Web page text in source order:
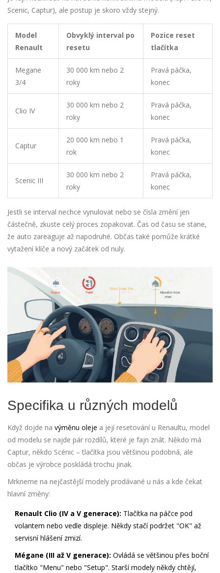
Scenic, Captur), ale postup je skoro vždy stejný.
Model
Renault
Obvyklý interval po
resetu
Pozice reset
tlačítka
Megane
3/4
30 000 km nebo 2
roky
Pravá páčka,
konec
Clio IV
30 000 km nebo 2
roky
Pravá páčka,
konec
Captur
20 000 km nebo 1
rok
Pravá páčka,
konec
Scenic III
30 000 km nebo 2
roky
Pravá páčka,
konec
Jestli se interval nechce vynulovat nebo se čísla změní jen
částečně, zkuste celý proces zopakovat. Čas od času se stane,
že auto zareaguje až napodruhé. Občas také pomůže krátké
vytažení klíče a nový začátek od nuly.
Specifika u různých modelů
Když dojde na výměnu oleje a její resetování u Renaultu, model
od modelu se najde pár rozdílů, které je fajn znát. Někdo má
Captur, někdo Scénic – tlačítka jsou většinou podobná, ale
občas je výrobce poskládá trochu jinak.
Mrkneme na nejčastější modely prodávané u nás a kde čekat
hlavní změny:
Renault Clio (IV a V generace): Tlačítka na páčce pod
volantem nebo vedle displeje. Někdy stačí podržet "OK" až
servisní hlášení zmizí.
Mégane (III až V generace): Ovládá se většinou přes boční
tlačítko "Menu" nebo "Setup". Starší modely někdy chtějí,